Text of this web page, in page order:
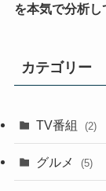
を本気で分析し
カテゴリー
TV番組 (2)
グルメ (5)